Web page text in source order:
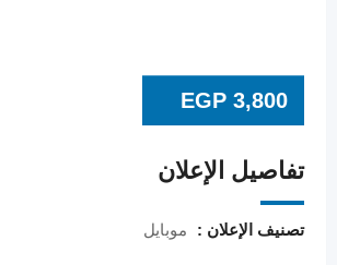
EGP 3,800
تفاصيل الإعلان
تصنيف الإعلان : موبايل